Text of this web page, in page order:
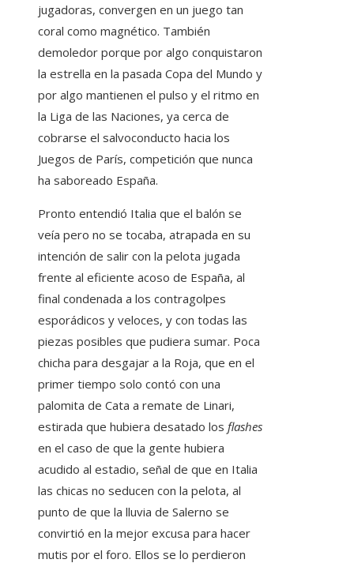
jugadoras, convergen en un juego tan
coral como magnético. También
demoledor porque por algo conquistaron
la estrella en la pasada Copa del Mundo y
por algo mantienen el pulso y el ritmo en
la Liga de las Naciones, ya cerca de
cobrarse el salvoconducto hacia los
Juegos de París, competición que nunca
ha saboreado España.
Pronto entendió Italia que el balón se
veía pero no se tocaba, atrapada en su
intención de salir con la pelota jugada
frente al eficiente acoso de España, al
final condenada a los contragolpes
esporádicos y veloces, y con todas las
piezas posibles que pudiera sumar. Poca
chicha para desgajar a la Roja, que en el
primer tiempo solo contó con una
palomita de Cata a remate de Linari,
estirada que hubiera desatado los flashes
en el caso de que la gente hubiera
acudido al estadio, señal de que en Italia
las chicas no seducen con la pelota, al
punto de que la lluvia de Salerno se
convirtió en la mejor excusa para hacer
mutis por el foro. Ellos se lo perdieron